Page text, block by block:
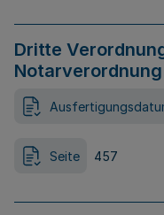
Dritte
Notarverordnung
Seite 457